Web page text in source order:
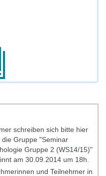
schreiben sich bitte hier
Gruppe "Seminar
Gruppe 2 (WS14/15)"
am 30.09.2014 um 18h.
und Teilnehmer in